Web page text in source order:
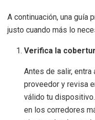
A continuación, una guía
justo cuando más lo
Verifica la
Antes de salir, entra
proveedor y revisa
válido tu
en los corredores